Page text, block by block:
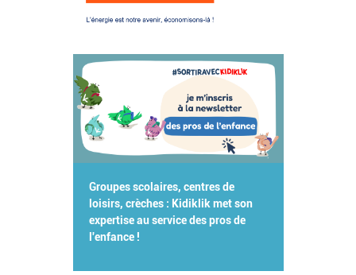
Groupes scolaires, centres de
loisirs, crèches : Kidiklik met son
expertise au service des pros de
l'enfance !